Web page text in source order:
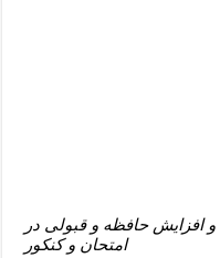
افزایش حافظه و قبولی در
امتحان و کنکور